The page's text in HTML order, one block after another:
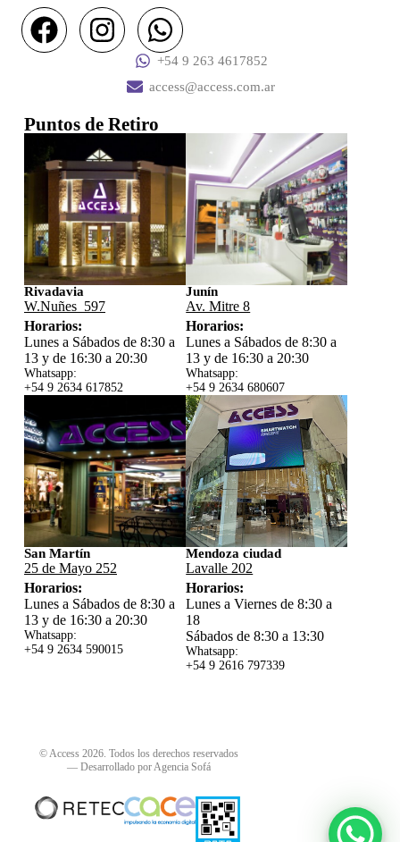
+54 9 263 4617852
access@access.com.ar
Puntos de Retiro
Rivadavia
W.Nuñes 597
Horarios:
Lunes a Sábados de 8:30 a
13 y de 16:30 a 20:30
Whatsapp:
+54 9 2634 617852
Junín
Av. Mitre 8
Horarios:
Lunes a Sábados de 8:30 a
13 y de 16:30 a 20:30
Whatsapp:
+54 9 2634 680607
San Martín
25 de Mayo 252
Horarios:
Lunes a Sábados de 8:30 a
13 y de 16:30 a 20:30
Whatsapp:
+54 9 2634 590015
Mendoza ciudad
Lavalle 202
Horarios:
Lunes a Viernes de 8:30 a
18
Sábados de 8:30 a 13:30
Whatsapp:
+54 9 2616 797339
© Access 2026. Todos los derechos reservados
— Desarrollado por Agencia Sofá